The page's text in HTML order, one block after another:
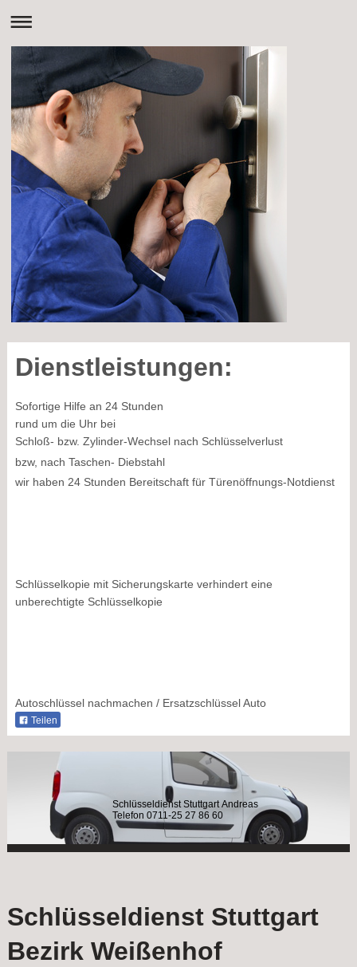
Dienstleistungen:
Sofortige Hilfe an 24 Stunden
rund um die Uhr bei
Schloß- bzw. Zylinder-Wechsel nach Schlüsselverlust
bzw, nach Taschen- Diebstahl
wir haben 24 Stunden Bereitschaft für Türenöffnungs-Notdienst
Schlüsselkopie mit Sicherungskarte verhindert eine
unberechtigte Schlüsselkopie
Autoschlüssel nachmachen / Ersatzschlüssel Auto
Teilen
Schlüsseldienst Stuttgart Andreas
Telefon 0711-25 27 86 60
Schlüsseldienst Stuttgart
Bezirk Weißenhof